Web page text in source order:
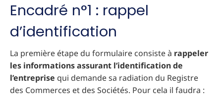
Encadré n°1 : rappel
d’identification
La première étape du formulaire consiste à rappeler
les informations assurant l’identification de
l’entreprise qui demande sa radiation du Registre
des Commerces et des Sociétés. Pour cela il faudra :